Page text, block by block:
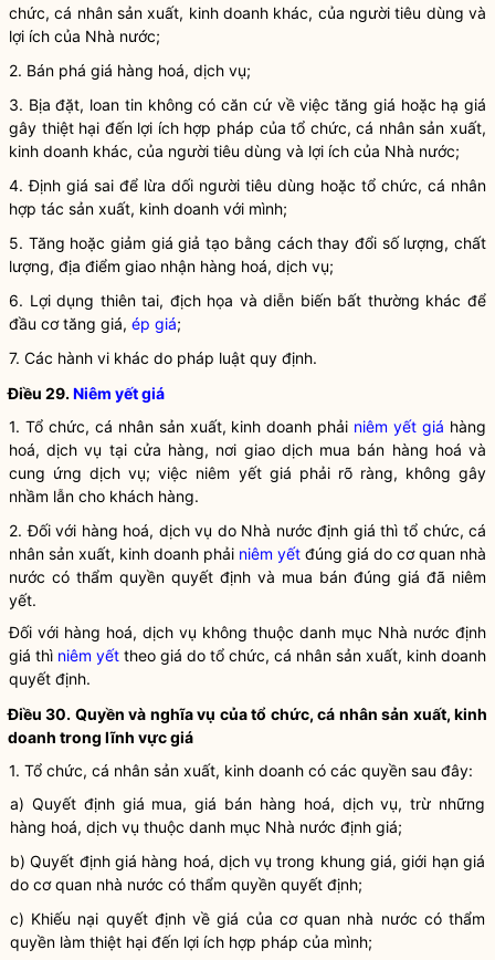
chức, cá nhân sản xuất, kinh doanh khác, của người tiêu dùng và
lợi ích của Nhà nước;
2. Bán phá giá hàng hoá, dịch vụ;
3. Bịa đặt, loan tin không có căn cứ về việc tăng giá hoặc hạ giá
gây thiệt hại đến lợi ích hợp pháp của tổ chức, cá nhân sản xuất,
kinh doanh khác, của người tiêu dùng và lợi ích của Nhà nước;
4.Định giá sai để lừa dối người tiêu dùng hoặc tổ chức, cá nhân
hợp tác sản xuất, kinh doanh với mình;
5. Tăng hoặc giảm giá giả tạo bằng cách thay đổi số lượng, chất
lượng, địa điểm giao nhận hàng hoá, dịch vụ;
6. Lợi dụng thiên tai, địch họa và diễn biến bất thường khác để
đầu cơ tăng giá, ép giá;
7. Các hành vi khác do pháp luật quy định.
Điều 29.Niêm yết giá
1. Tổ chức, cá nhân sản xuất, kinh doanh phải niêm yết giá hàng
hoá,dịch vụ tại cửa hàng, nơi giao dịch mua bán hàng hoá và
cung ứngdịch vụ; việc niêm yết giá phải rõ ràng, không gây
nhầm lẫn cho khách hàng.
2. Đối với hàng hoá, dịch vụ do Nhà nước định giá thì tổ chức, cá
nhân sản xuất, kinh doanh phải niêm yết đúng giá do cơ quan nhà
nước có thẩm quyền quyết định và mua bán đúng giá đã niêm
yết.
Đối với hàng hoá, dịch vụ không thuộc danh mục Nhà nước định
giá thì niêm yết theo giá do tổ chức, cá nhân sản xuất, kinh doanh
quyết định.
Điều 30. Quyền và nghĩa vụ của tổ chức, cá nhân sản xuất, kinh
doanh trong lĩnh vực giá
1. Tổ chức, cá nhân sản xuất, kinh doanh có các quyền sau đây:
a) Quyết định giá mua, giá bán hàng hoá, dịch vụ, trừ những
hàng hoá, dịch vụ thuộc danh mục Nhà nước định giá;
b) Quyết định giá hàng hoá, dịch vụ trong khunggiá, giới hạngiá
do cơ quan nhà nước có thẩm quyền quyết định;
c) Khiếu nại quyết định về giá của cơ quan nhà nước có thẩm
quyền làm thiệt hại đến lợi ích hợp pháp của mình;